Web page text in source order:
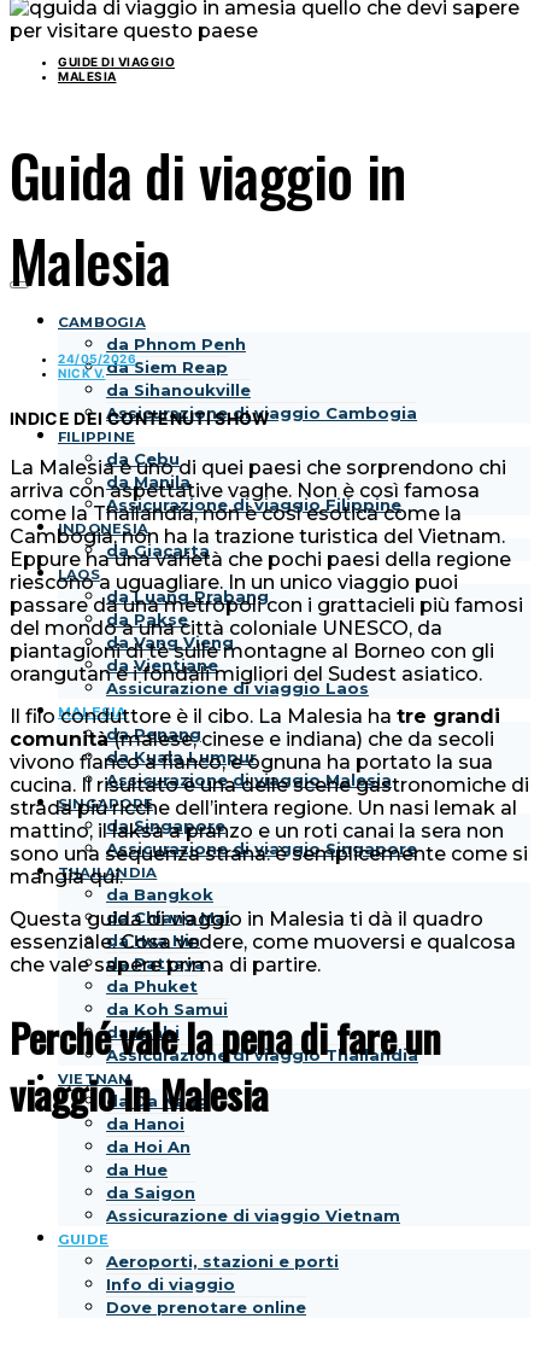
CAMBOGIA
da Phnom Penh
da Siem Reap
da Sihanoukville
Assicurazione di viaggio Cambogia
FILIPPINE
da Cebu
da Manila
Assicurazione di viaggio Filippine
INDONESIA
da Giacarta
LAOS
da Luang Prabang
da Pakse
da Vang Vieng
da Vientiane
Assicurazione di viaggio Laos
MALESIA
da Penang
da Kuala Lumpur
Assicurazione di viaggio Malesia
SINGAPORE
da Singapore
Assicurazione di viaggio Singapore
THAILANDIA
da Bangkok
da Chiang Mai
da Hua Hin
da Pattaya
da Phuket
da Koh Samui
da Krabi
Assicurazione di viaggio Thailandia
VIETNAM
da Da Nang
da Hanoi
da Hoi An
da Hue
da Saigon
Assicurazione di viaggio Vietnam
GUIDE
Aeroporti, stazioni e porti
Info di viaggio
Dove prenotare online
GUIDE DI VIAGGIO
MALESIA
Guida di viaggio in
Malesia
24/05/2026
NICK V.
INDICE DEI CONTENUTISHOW
La Malesia è uno di quei paesi che sorprendono chi
arriva con aspettative vaghe. Non è così famosa
come la Thailandia, non è così esotica come la
Cambogia, non ha la trazione turistica del Vietnam.
Eppure ha una varietà che pochi paesi della regione
riescono a uguagliare. In un unico viaggio puoi
passare da una metropoli con i grattacieli più famosi
del mondo a una città coloniale UNESCO, da
piantagioni di tè sulle montagne al Borneo con gli
orangutan e i fondali migliori del Sudest asiatico.
Il filo conduttore è il cibo. La Malesia ha tre grandi
comunità(malese, cinese e indiana) che da secoli
vivono fianco a fianco, e ognuna ha portato la sua
cucina. Il risultato è una delle scene gastronomiche di
strada più ricche dell’intera regione. Un nasi lemak al
mattino, il laksa a pranzo e un roti canai la sera non
sono una sequenza strana: è semplicemente come si
mangia qui.
Questa guida di viaggio in Malesia ti dà il quadro
essenziale. Cosa vedere, come muoversi e qualcosa
che vale sapere prima di partire.
Perché vale la pena di fare un
viaggio in Malesia